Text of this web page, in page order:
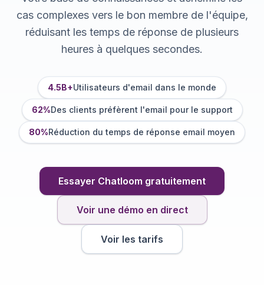
cas complexes vers le bon membre de l'équipe,
réduisant les temps de réponse de plusieurs
heures à quelques secondes.
4.5B+Utilisateurs d'email dans le monde
62%Des clients préfèrent l'email pour le support
80%Réduction du temps de réponse email moyen
Essayer Chatloom gratuitement
Voir une démo en direct
Voir les tarifs